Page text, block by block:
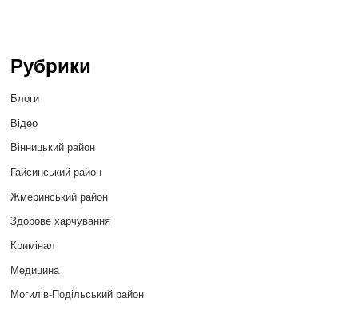
Рубрики
Блоги
Відео
Вінницький район
Гайсинський район
Жмеринський район
Здорове харчування
Кримінал
Медицина
Могилів-Подільський район